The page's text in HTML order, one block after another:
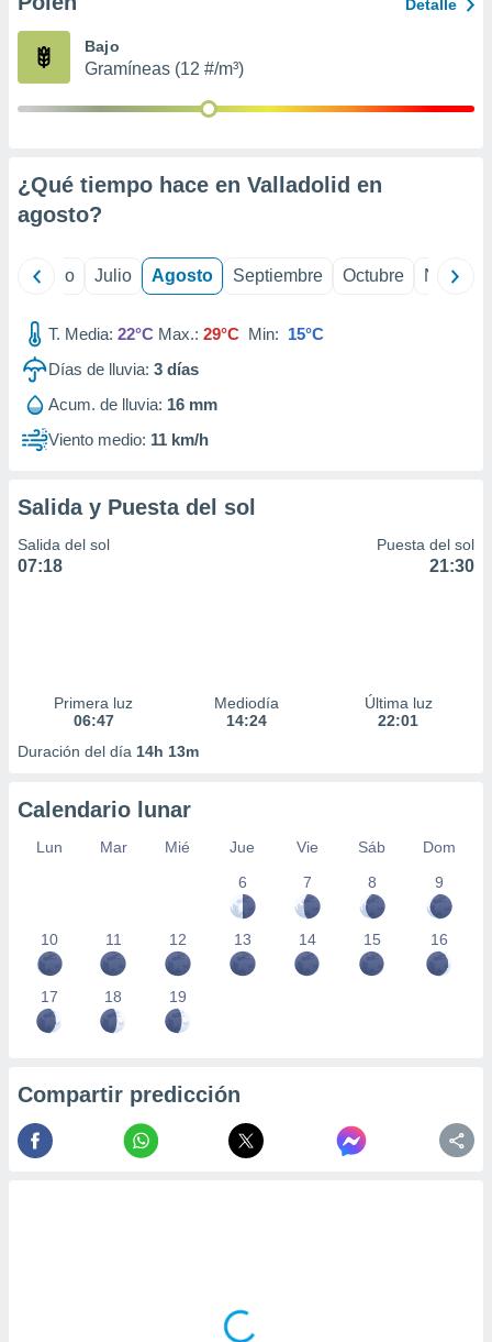
publicidad
1199
Detalle
Bajo
Gramíneas (12 #/m³)
¿Qué tiempo hace en Valladolid en
agosto?
Junio Julio Agosto Septiembre Octubre
T. Media: 22°C Max.: 29°C Min: 15°C
Días de lluvia: 3 días
Acum. de lluvia: 16 mm
Viento medio: 11 km/h
Salida y Puesta del sol
Salida del sol
07:18
Puesta del sol
21:30
Primera luz
06:47
Mediodía
14:24
Última luz
22:01
Duración del día 14h 13m
Calendario lunar
Lun Mar Mié Jue Vie Sáb
Dom
6
7 8 9
10 11 12 13 14 15 16
17 18 19
Compartir predicción